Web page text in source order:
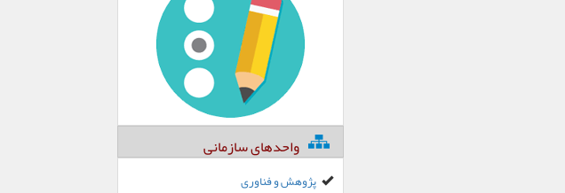
واحدهای سازمانی
پژوهش و فناوری